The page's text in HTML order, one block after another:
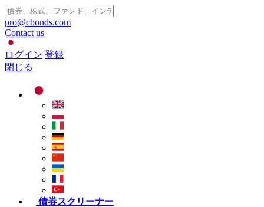
pro@cbonds.com
Contact us
ログイン 登録
閉じる
債券スクリーナー